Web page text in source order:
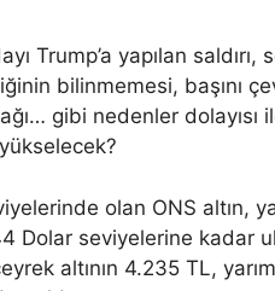
Trump’a yapılan
bilinmemesi, başını
gibi nedenler dolayısı
olan ONS altın,
Dolar seviyelerine kadar
altının 4.235 TL,